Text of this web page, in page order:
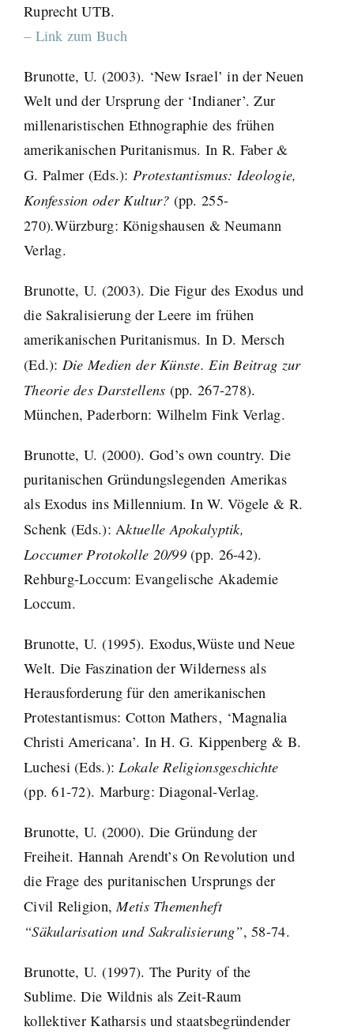
Ruprecht UTB.
– Link zum Buch
Brunotte, U. (2003). ‘New Israel’ in der Neuen
Welt und der Ursprung der ‘Indianer’. Zur
millenaristischen Ethnographie des frühen
amerikanischen Puritanismus. In R. Faber &
G. Palmer (Eds.): Protestantismus: Ideologie,
Konfession oder Kultur? (pp. 255-
270).Würzburg: Königshausen & Neumann
Verlag.
Brunotte, U. (2003). Die Figur des Exodus und
die Sakralisierung der Leere im frühen
amerikanischen Puritanismus. In D. Mersch
(Ed.): Die Medien der Künste. Ein Beitrag zur
Theorie des Darstellens (pp. 267-278).
München, Paderborn: Wilhelm Fink Verlag.
Brunotte, U. (2000). God’s own country. Die
puritanischen Gründungslegenden Amerikas
als Exodus ins Millennium. In W. Vögele & R.
Schenk (Eds.): Aktuelle Apokalyptik,
Loccumer Protokolle 20/99(pp. 26-42).
Rehburg-Loccum: Evangelische Akademie
Loccum.
Brunotte, U. (1995). Exodus,Wüste und Neue
Welt. Die Faszination der Wilderness als
Herausforderung für den amerikanischen
Protestantismus: Cotton Mathers‚ ‘Magnalia
Christi Americana’. In H. G. Kippenberg & B.
Luchesi (Eds.):Lokale Religionsgeschichte
(pp. 61-72). Marburg: Diagonal-Verlag.
Brunotte, U. (2000). Die Gründung der
Freiheit. Hannah Arendt’s On Revolution und
die Frage des puritanischen Ursprungs der
Civil Religion,Metis Themenheft
“Säkularisation und Sakralisierung”, 58-74.
Brunotte, U. (1997). The Purity of the
Sublime. Die Wildnis als Zeit-Raum
kollektiver Katharsis und staatsbegründender